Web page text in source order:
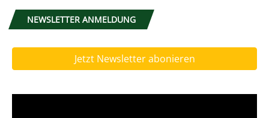
NEWSLETTER ANMELDUNG
Jetzt Newsletter abonieren